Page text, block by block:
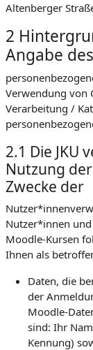
Altenberger
2
Angabe
Verwendung von
Verarbeitung /
2.1 Die JKU
Nutzung
Zwecke der
Nutzer*innen
Moodle-Kursen
Ihnen als
Daten, die
der
Moodle-
sind: Ihr
Kennung)